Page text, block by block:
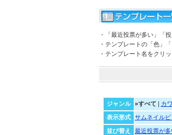
・「最近投票が多い」「
・テンプレートの「色」
・テンプレート名をクリ
ジャンル
»すべて カ
表示形式
サムネイルビ
並び替え
最近投票が多